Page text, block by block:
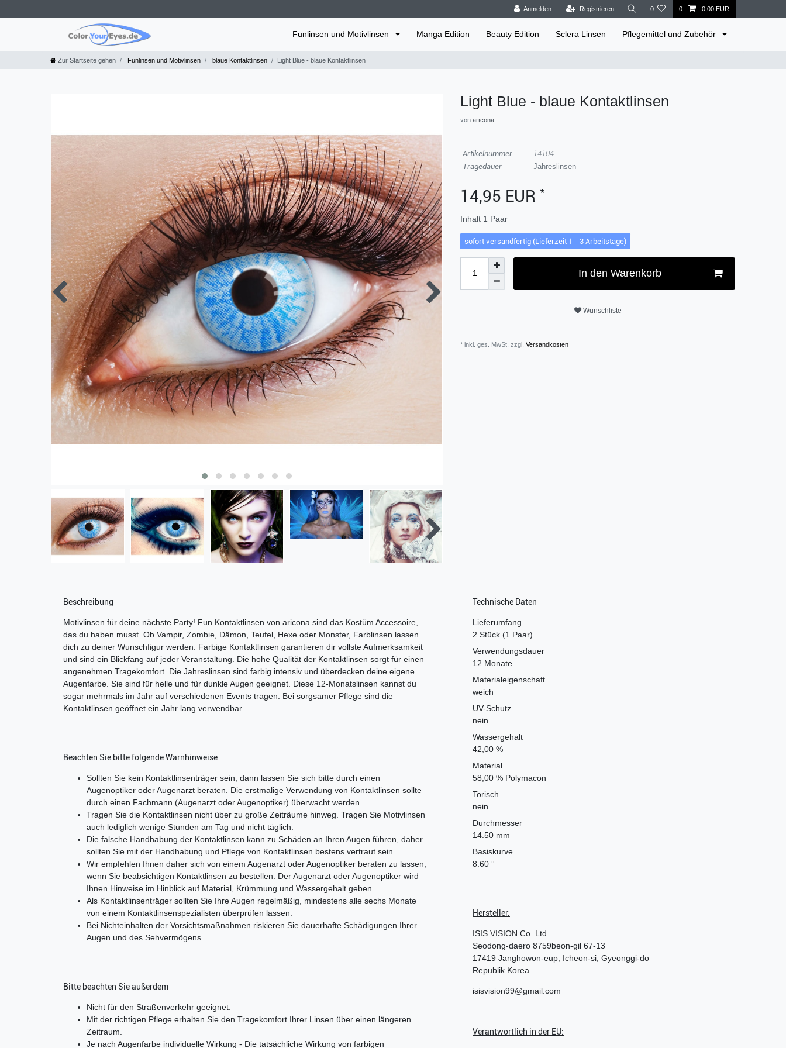
Anmelden Registrieren 0 0 0,00 EUR
Funlinsen und Motivlinsen Manga Edition Beauty Edition Sclera Linsen Pflegemittel und Zubehör
Zur Startseite gehen Funlinsen und Motivlinsen blaue Kontaktlinsen Light Blue - blaue Kontaktlinsen
Light Blue - blaue Kontaktlinsen
von aricona
Artikelnummer
14104
Tragedauer
Jahreslinsen
14,95 EUR *
Inhalt 1 Paar
sofort versandfertig (Lieferzeit 1 - 3 Arbeitstage)
In den Warenkorb
Wunschliste
* inkl. ges. MwSt. zzgl. Versandkosten
Beschreibung
Motivlinsen für deine nächste Party! Fun Kontaktlinsen von aricona sind das Kostüm Accessoire,
das du haben musst. Ob Vampir, Zombie, Dämon, Teufel, Hexe oder Monster, Farblinsen lassen
dich zu deiner Wunschfigur werden. Farbige Kontaktlinsen garantieren dir vollste Aufmerksamkeit
und sind ein Blickfang auf jeder Veranstaltung. Die hohe Qualität der Kontaktlinsen sorgt für einen
angenehmen Tragekomfort. Die Jahreslinsen sind farbig intensiv und überdecken deine eigene
Augenfarbe. Sie sind für helle und für dunkle Augen geeignet. Diese 12-Monatslinsen kannst du
sogar mehrmals im Jahr auf verschiedenen Events tragen. Bei sorgsamer Pflege sind die
Kontaktlinsen geöffnet ein Jahr lang verwendbar.
Beachten Sie bitte folgende Warnhinweise
Sollten Sie kein Kontaktlinsenträger sein, dann lassen Sie sich bitte durch einen
Augenoptiker oder Augenarzt beraten. Die erstmalige Verwendung von Kontaktlinsen sollte
durch einen Fachmann (Augenarzt oder Augenoptiker) überwacht werden.
Tragen Sie die Kontaktlinsen nicht über zu große Zeiträume hinweg. Tragen Sie Motivlinsen
auch lediglich wenige Stunden am Tag und nicht täglich.
Die falsche Handhabung der Kontaktlinsen kann zu Schäden an Ihren Augen führen, daher
sollten Sie mit der Handhabung und Pflege von Kontaktlinsen bestens vertraut sein.
Wir empfehlen Ihnen daher sich von einem Augenarzt oder Augenoptiker beraten zu lassen,
wenn Sie beabsichtigen Kontaktlinsen zu bestellen. Der Augenarzt oder Augenoptiker wird
Ihnen Hinweise im Hinblick auf Material, Krümmung und Wassergehalt geben.
Als Kontaktlinsenträger sollten Sie Ihre Augen regelmäßig, mindestens alle sechs Monate
von einem Kontaktlinsenspezialisten überprüfen lassen.
Bei Nichteinhalten der Vorsichtsmaßnahmen riskieren Sie dauerhafte Schädigungen Ihrer
Augen und des Sehvermögens.
Bitte beachten Sie außerdem
Nicht für den Straßenverkehr geeignet.
Mit der richtigen Pflege erhalten Sie den Tragekomfort Ihrer Linsen über einen längeren
Zeitraum.
Je nach Augenfarbe individuelle Wirkung - Die tatsächliche Wirkung von farbigen
Technische Daten
Lieferumfang
2 Stück (1 Paar)
Verwendungsdauer
12 Monate
Materialeigenschaft
weich
UV-Schutz
nein
Wassergehalt
42,00 %
Material
58,00 % Polymacon
Torisch
nein
Durchmesser
14.50 mm
Basiskurve
8.60 °
Hersteller:
ISIS VISION Co. Ltd.
Seodong-daero 8759beon-gil 67-13
17419 Janghowon-eup, Icheon-si, Gyeonggi-do
Republik Korea
isisvision99@gmail.com
Verantwortlich in der EU: